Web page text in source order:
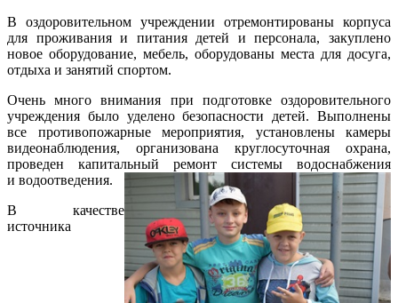
В оздоровительном учреждении отремонтированы корпуса
для проживания и питания детей и персонала, закуплено
новое оборудование, мебель, оборудованы места для досуга,
отдыха и занятий спортом.
Очень много внимания при подготовке оздоровительного
учреждения было уделено безопасности детей. Выполнены
все противопожарные мероприятия, установлены камеры
видеонаблюдения, организована круглосуточная охрана,
проведен капитальный ремонт системы водоснабжения
и водоотведения.
В качестве
источника